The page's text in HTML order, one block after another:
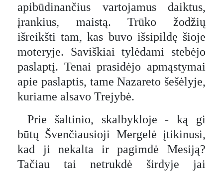
apibūdinančius vartojamus daiktus,
įrankius, maistą. Trūko žodžių
išreikšti tam, kas buvo išsipildę šioje
moteryje. Saviškiai tylėdami stebėjo
paslaptį. Tenai prasidėjo apmąstymai
apie paslaptis, tame Nazareto šešėlyje,
kuriame alsavo Trejybė.
Prie šaltinio, skalbykloje - ką gi
būtų Švenčiausioji Mergelė įtikinusi,
kad ji nekalta ir pagimdė Mesiją?
Tačiau tai netrukdė širdyje jai